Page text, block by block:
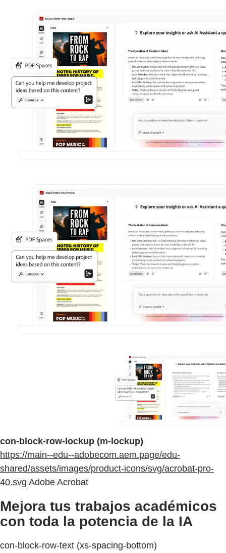
con-block-row-lockup (m-lockup)
https://main--edu--adobecom.aem.page/edu-
shared/assets/images/product-icons/svg/acrobat-pro-
40.svg Adobe Acrobat
Mejora tus trabajos académicos
con toda la potencia de la IA
con-block-row-text (xs-spacing-bottom)